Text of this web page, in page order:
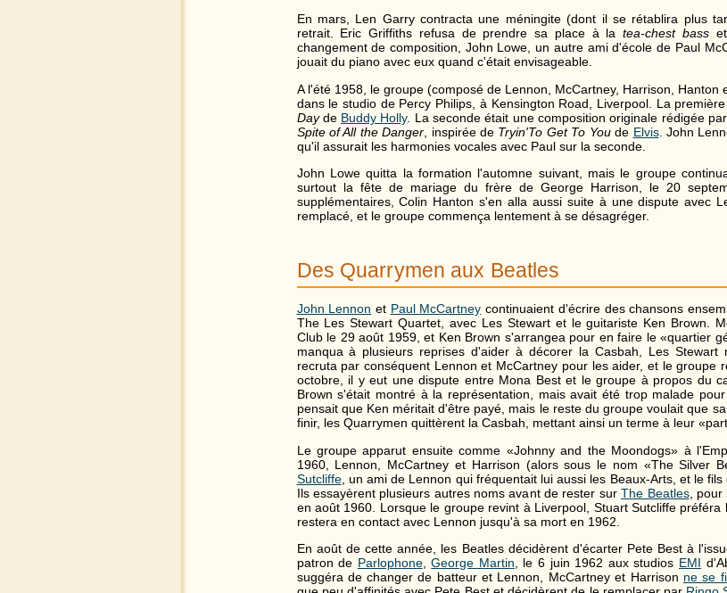
En mars, Len Garry contracta une méningite (dont il se rétablira plus
retrait. Eric Griffiths refusa de prendre sa place à latea-chest bass
changement de composition, John Lowe, un autre ami d'école de Paul
jouait du piano avec eux quand c'était envisageable.
A l'été 1958, le groupe (composé de Lennon, McCartney, Harrison, Hanton
dans le studio de Percy Philips, à Kensington Road, Liverpool. La
Dayde Buddy Holly. La seconde était une composition originale rédigée
Spite of All the Danger , inspirée de Tryin'To Get To Youde Elvis. John
qu'il assurait les harmonies vocales avec Paul sur la seconde.
John Lowe quitta la formation l'automne suivant, mais le groupe
surtout la fête de mariage du frère de George Harrison, le 20
supplémentaires, Colin Hanton s'en alla aussi suite à une dispute avec
remplacé, et le groupe commença lentement à se désagréger.
Des Quarrymen aux Beatles
John Lennon et Paul McCartney continuaient d'écrire des chansons
The Les Stewart Quartet, avec Les Stewart et le guitariste Ken Brown.
Club le 29 août 1959, et Ken Brown s'arrangea pour en faire le «quartier
manqua à plusieurs reprises d'aider à décorer la Casbah, Les Stewart
recruta par conséquent Lennon et McCartney pour les aider, et le groupe
octobre, il y eut une dispute entre Mona Best et le groupe à propos du
Brown s'était montré à la représentation, mais avait été trop malade
pensait que Ken méritait d'être payé, mais le reste du groupe voulait que
finir, les Quarrymen quittèrent la Casbah, mettant ainsi un terme à leur
Le groupe apparut ensuite comme «Johnny and the Moondogs» à
1960, Lennon, McCartney et Harrison (alors sous le nom «The Silver
Sutcliffe, un ami de Lennon qui fréquentait lui aussi les Beaux-Arts, et le fils
Ils essayèrent plusieurs autres noms avant de rester surThe Beatles, pour
en août 1960. Lorsque le groupe revint à Liverpool, Stuart Sutcliffe
restera en contact avec Lennon jusqu'à sa mort en 1962.
En août de cette année, les Beatles décidèrent d'écarter Pete Best à
patron de Parlophone,George Martin , le 6 juin 1962 aux studios EMI
suggéra de changer de batteur et Lennon, McCartney et Harrison ne se